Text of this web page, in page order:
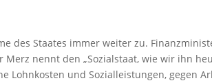
des Staates immer weiter zu.
nennt den „Sozialstaat, wie wir ihn
Lohnkosten und Sozialleistungen, gegen